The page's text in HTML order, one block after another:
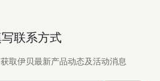
联系方式
取伊贝最新产品动态及活动消息